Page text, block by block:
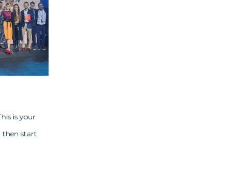
is your
then start